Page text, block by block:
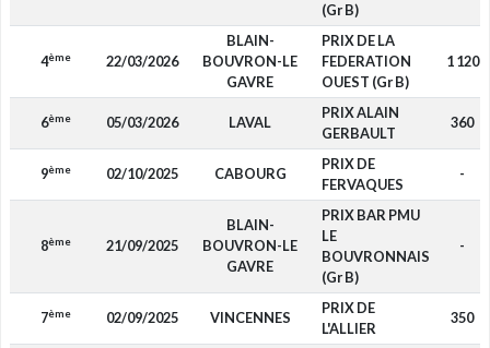
(Gr B)
4ème 22/03/2026
BLAIN-
BOUVRON-LE
GAVRE
PRIX DE LA
FEDERATION
OUEST (Gr B)
1 120
6ème 05/03/2026 LAVAL
PRIX ALAIN
GERBAULT
360
9ème 02/10/2025 CABOURG
PRIX DE
FERVAQUES
-
8ème 21/09/2025
BLAIN-
BOUVRON-LE
GAVRE
PRIX BAR PMU
LE
BOUVRONNAIS
(Gr B)
-
7ème 02/09/2025 VINCENNES
PRIX DE
L'ALLIER
350